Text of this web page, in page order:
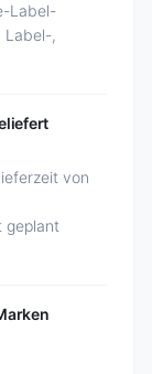
Label-
Label-,
von
geplant